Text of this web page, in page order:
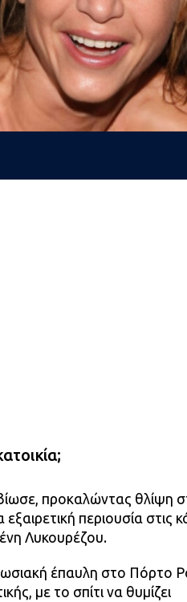
προκαλώντας θλίψη
περιουσία στις
Λυκουρέζου.
έπαυλη στο Πόρτο
με το σπίτι να θυμίζει